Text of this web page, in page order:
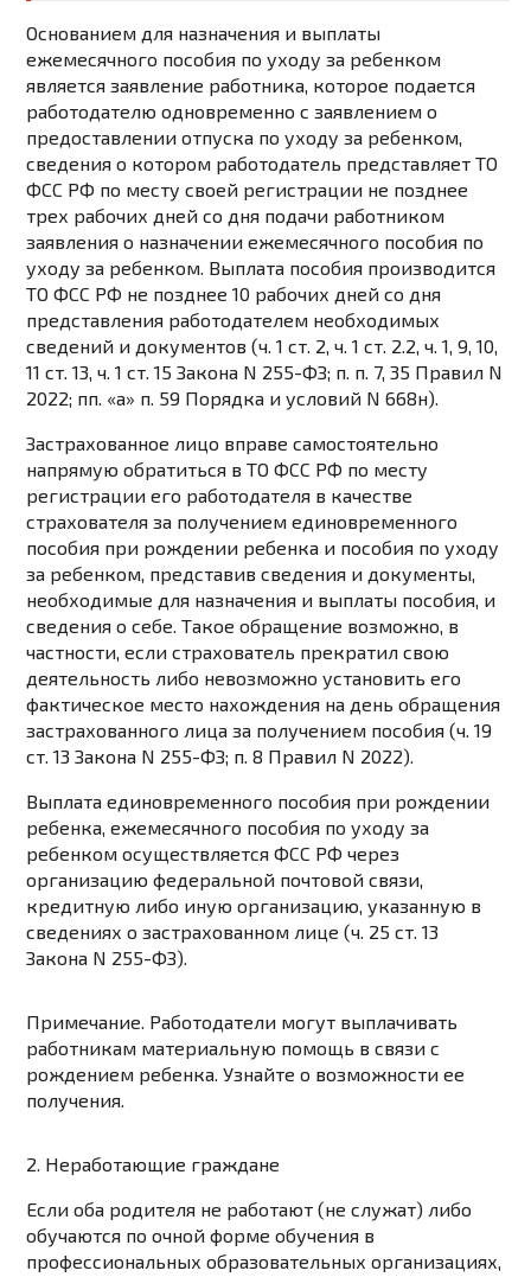
Основанием для назначения и выплаты
ежемесячного пособия по уходу за ребенком
является заявление работника, которое подается
работодателю одновременно с заявлением о
предоставлении отпуска по уходу за ребенком,
сведения о котором работодатель представляет ТО
ФСС РФ по месту своей регистрации не позднее
трех рабочих дней со дня подачи работником
заявления о назначении ежемесячного пособия по
уходу за ребенком. Выплата пособия производится
ТО ФСС РФ не позднее 10 рабочих дней со дня
представления работодателем необходимых
сведений и документов (ч. 1 ст. 2, ч. 1 ст. 2.2, ч. 1, 9, 10,
11 ст. 13, ч. 1 ст. 15 Закона N 255-ФЗ; п. п. 7, 35 Правил N
2022; пп. «а» п. 59 Порядка и условий N 668н).
Застрахованное лицо вправе самостоятельно
напрямую обратиться в ТО ФСС РФ по месту
регистрации его работодателя в качестве
страхователя за получением единовременного
пособия при рождении ребенка и пособия по уходу
за ребенком, представив сведения и документы,
необходимые для назначения и выплаты пособия, и
сведения о себе. Такое обращение возможно, в
частности, если страхователь прекратил свою
деятельность либо невозможно установить его
фактическое место нахождения на день обращения
застрахованного лица за получением пособия (ч. 19
ст. 13 Закона N 255-ФЗ; п. 8 Правил N 2022).
Выплата единовременного пособия при рождении
ребенка, ежемесячного пособия по уходу за
ребенком осуществляется ФСС РФ через
организацию федеральной почтовой связи,
кредитную либо иную организацию, указанную в
сведениях о застрахованном лице (ч. 25 ст. 13
Закона N 255-ФЗ).
Примечание. Работодатели могут выплачивать
работникам материальную помощь в связи с
рождением ребенка. Узнайте о возможности ее
получения.
2. Неработающие граждане
Если оба родителя не работают (не служат) либо
обучаются по очной форме обучения в
профессиональных образовательных организациях,